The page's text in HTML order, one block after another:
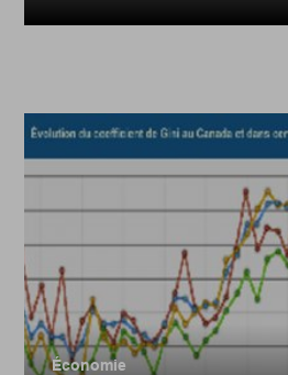
Économie